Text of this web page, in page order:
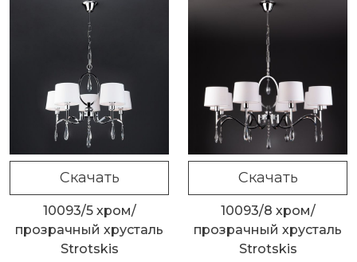
Скачать
10093/5 хром/
прозрачный хрусталь
Strotskis
Скачать
10093/8 хром/
прозрачный хрусталь
Strotskis